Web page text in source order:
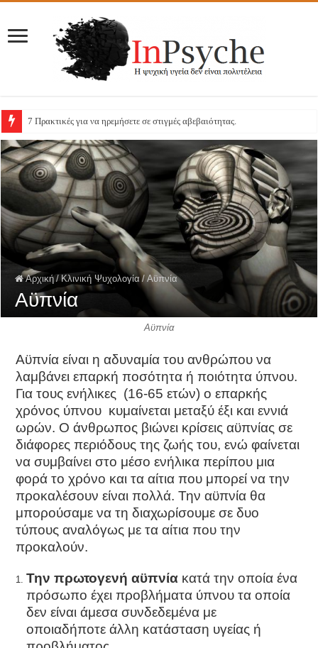
7 Πρακτικές για να ηρεμήσετε σε στιγμές αβεβαιότητας.
Αρχική / Κλινική Ψυχολογία / Αϋπνία
Αϋπνία
Αϋπνία
Aϋπνία είναι η αδυναμία του ανθρώπου να
λαμβάνει επαρκή ποσότητα ή ποιότητα ύπνου.
Για τους ενήλικες (16-65 ετών) ο επαρκής
χρόνος ύπνου κυμαίνεται μεταξύ έξι και εννιά
ωρών. Ο άνθρωπος βιώνει κρίσεις αϋπνίας σε
διάφορες περιόδους της ζωής του, ενώ φαίνεται
να συμβαίνει στο μέσο ενήλικα περίπου μια
φορά το χρόνο και τα αίτια που μπορεί να την
προκαλέσουν είναι πολλά. Την αϋπνία θα
μπορούσαμε να τη διαχωρίσουμε σε δυο
τύπους αναλόγως με τα αίτια που την
προκαλούν.
Την πρωτογενή αϋπνία κατά την οποία ένα
πρόσωπο έχει προβλήματα ύπνου τα οποία
δεν είναι άμεσα συνδεδεμένα με
οποιαδήποτε άλλη κατάσταση υγείας ή